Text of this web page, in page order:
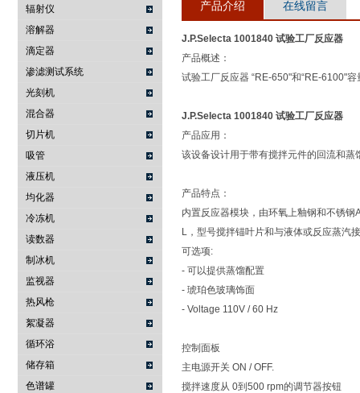
辐射仪
溶解器
滴定器
渗滤测试系统
光刻机
混合器
切片机
吸管
液压机
均化器
冷冻机
读数器
制冰机
监视器
热风枪
絮凝器
循环浴
储存箱
色谱罐
产品介绍 在线留言
J.P.Selecta 1001840 试验工厂反应器
产品概述：
试验工厂反应器 “RE-650"和“RE-6100"
J.P.Selecta 1001840 试验工厂反应器
产品应用：
该设备设计用于带有搅拌元件的回流和
产品特点：
内置反应器模块，由环氧上釉钢和不锈
L，型号搅拌锚叶片和与液体或反应蒸汽
可选项:
- 可以提供蒸馏配置
- 琥珀色玻璃饰面
- Voltage 110V / 60 Hz
控制面板
主电源开关 ON / OFF.
搅拌速度从 0到500 rpm的调节器按钮